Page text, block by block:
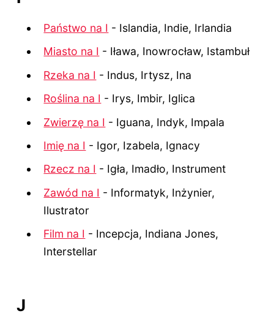
Państwo na I - Islandia, Indie, Irlandia
Miasto na I - Iława, Inowrocław, Istambuł
Rzeka na I - Indus, Irtysz, Ina
Roślina na I - Irys, Imbir, Iglica
Zwierzę na I - Iguana, Indyk, Impala
Imię na I - Igor, Izabela, Ignacy
Rzecz na I - Igła, Imadło, Instrument
Zawód na I - Informatyk, Inżynier,
Ilustrator
Film na I - Incepcja, Indiana Jones,
Interstellar
J